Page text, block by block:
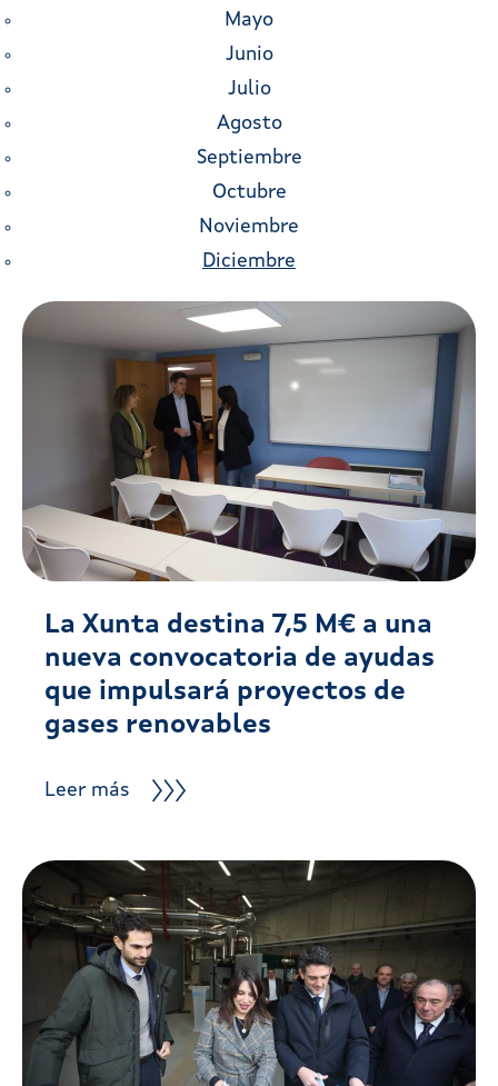
Mayo
Junio
Julio
Agosto
Septiembre
Octubre
Noviembre
Diciembre
La Xunta destina 7,5 M€ a una
nueva convocatoria de ayudas
que impulsará proyectos de
gases renovables
Leer más